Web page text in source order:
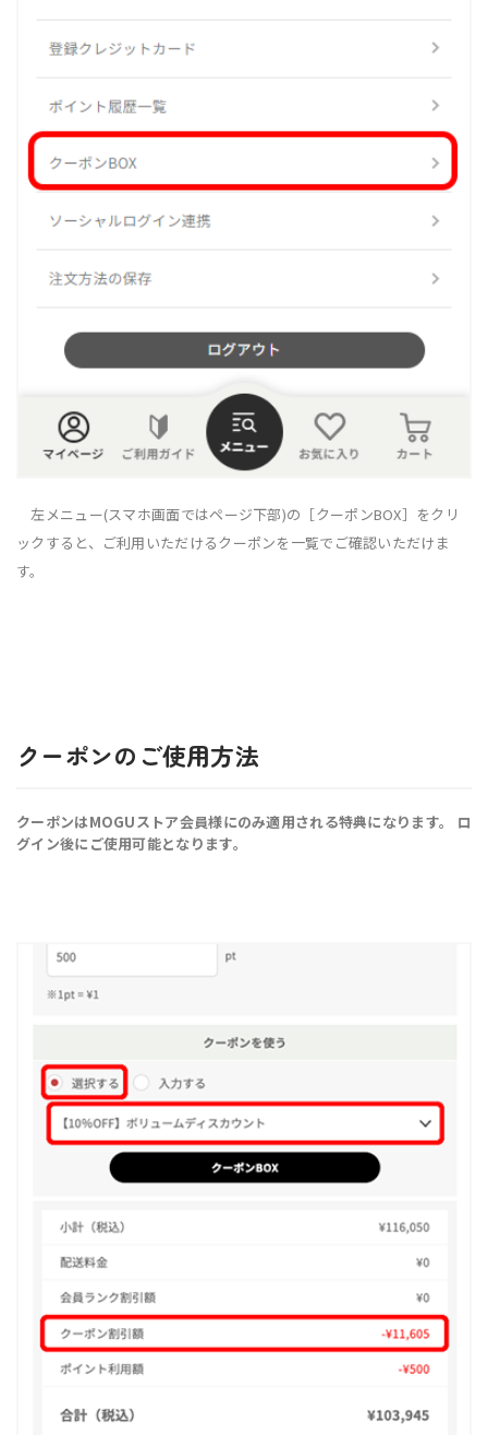
左メニュー(スマホ画面ではページ下部)の［クーポンBOX］をクリ
ックすると、ご利用いただけるクーポンを一覧でご確認いただけま
す。
クーポンのご使用方法
クーポンはMOGUストア会員様にのみ適用される特典になります。 ロ
グイン後にご使用可能となります。